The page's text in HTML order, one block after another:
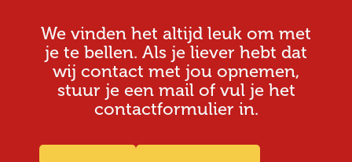
We vinden het altijd leuk om met
je te bellen. Als je liever hebt dat
wij contact met jou opnemen,
stuur je een mail of vul je het
contactformulier in.